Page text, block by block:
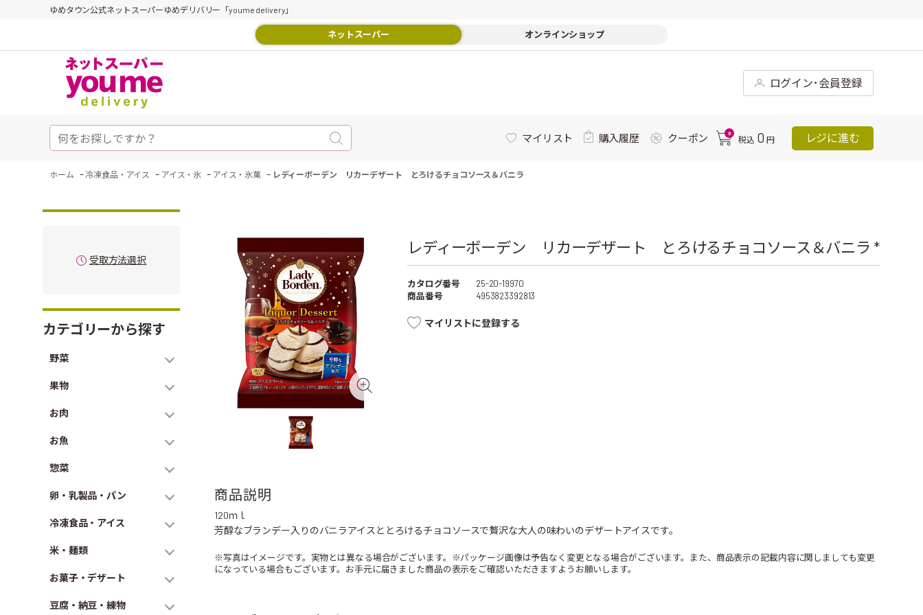
ゆめタウン公式ネットスーパーゆめデリバリー「youme delivery」
ネットスーパー オンラインショップ
ログイン･会員登録
マイリスト 購入履歴 クーポン 0
税込 0 円 レジに進む
ホーム - 冷凍食品・アイス - アイス・氷 - アイス・氷菓 - レディーボーデン リカーデザート とろけるチョコソース＆バニラ
受取方法選択
カテゴリーから探す
野菜
果物
お肉
お魚
惣菜
卵・乳製品・パン
冷凍食品・アイス
米・麺類
お菓子・デザート
豆腐・納豆・練物
レディーボーデン リカーデザート とろけるチョコソース＆バニラ *
カタログ番号
25-20-19970
商品番号
4953823392813
マイリストに登録する
商品説明
120ｍｌ
芳醇なブランデー入りのバニラアイスととろけるチョコソースで贅沢な大人の味わいのデザートアイスです。
※写真はイメージです。実物とは異なる場合がございます。※パッケージ画像は予告なく変更となる場合がございます。また、商品表示の記載内容に関しましても変更
になっている場合もございます。お手元に届きました商品の表示をご確認いただきますようお願いします。